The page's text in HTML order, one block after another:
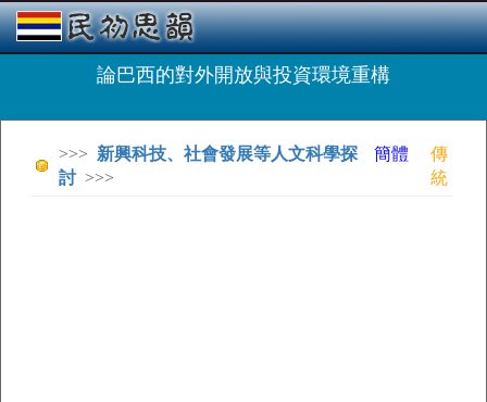
論巴西的對外開放與投資環境重構
>>> 新興科技、社會發展等人文科學探
討>>>
簡體
傳
統